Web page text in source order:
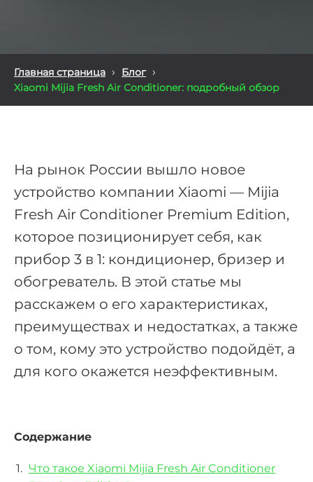
Главная страница › Блог ›
Xiaomi Mijia Fresh Air Conditioner: подробный обзор
На рынок России вышло новое
устройство компании Xiaomi — Mijia
Fresh Air Conditioner Premium Edition,
которое позиционирует себя, как
прибор 3 в 1: кондиционер, бризер и
обогреватель. В этой статье мы
расскажем о его характеристиках,
преимуществах и недостатках, а также
о том, кому это устройство подойдёт, а
для кого окажется неэффективным.
Содержание
Что такое Xiaomi Mijia Fresh Air Conditioner